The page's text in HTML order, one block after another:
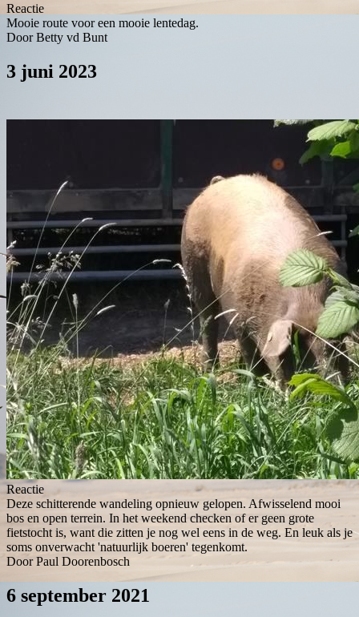
Reactie
Mooie route voor een mooie lentedag.
Door Betty vd Bunt
3 juni 2023
Reactie
Deze schitterende wandeling opnieuw gelopen. Afwisselend mooi
bos en open terrein. In het weekend checken of er geen grote
fietstocht is, want die zitten je nog wel eens in de weg. En leuk als je
soms onverwacht 'natuurlijk boeren' tegenkomt.
Door Paul Doorenbosch
6 september 2021